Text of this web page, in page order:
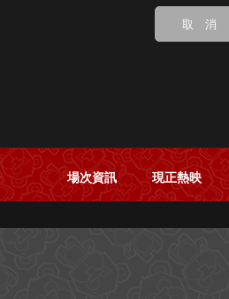
場次資訊 現正熱映